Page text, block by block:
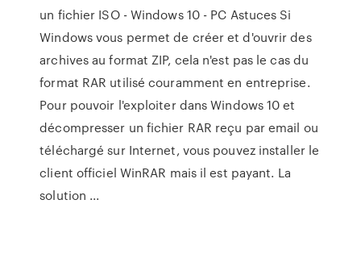
un fichier ISO - Windows 10 - PC Astuces Si
Windows vous permet de créer et d'ouvrir des
archives au format ZIP, cela n'est pas le cas du
format RAR utilisé couramment en entreprise.
Pour pouvoir l'exploiter dans Windows 10 et
décompresser un fichier RAR reçu par email ou
téléchargé sur Internet, vous pouvez installer le
client officiel WinRAR mais il est payant. La
solution ...